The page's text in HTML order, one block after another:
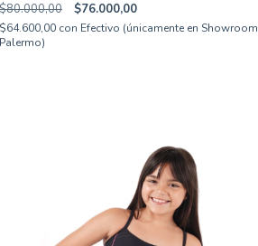
$76.000,00
$64.600,00 con Efectivo (únicamente en Showroom
Palermo)